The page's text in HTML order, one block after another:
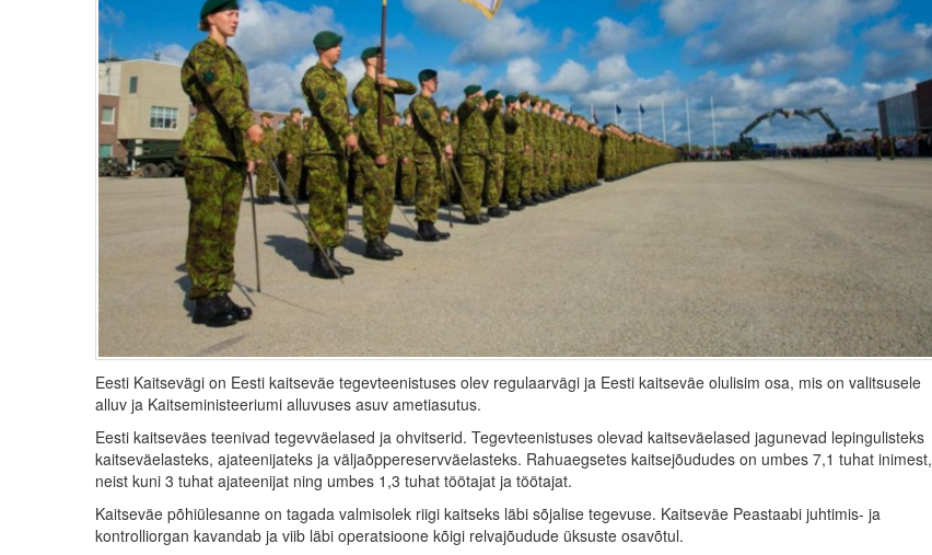
Eesti Kaitsevägi on Eesti kaitseväe tegevteenistuses olev regulaarvägi ja Eesti kaitseväe olulisim osa, mis on valitsusele
alluv ja Kaitseministeeriumi alluvuses asuv ametiasutus.
Eesti kaitseväes teenivad tegevväelased ja ohvitserid. Tegevteenistuses olevad kaitseväelased jagunevad lepingulisteks
kaitseväelasteks, ajateenijateks ja väljaõppereservväelasteks. Rahuaegsetes kaitsejõududes on umbes 7,1 tuhat inimest,
neist kuni 3 tuhat ajateenijat ning umbes 1,3 tuhat töötajat ja töötajat.
Kaitseväe põhiülesanne on tagada valmisolek riigi kaitseks läbi sõjalise tegevuse. Kaitseväe Peastaabi juhtimis- ja
kontrolliorgan kavandab ja viib läbi operatsioone kõigi relvajõudude üksuste osavõtul.